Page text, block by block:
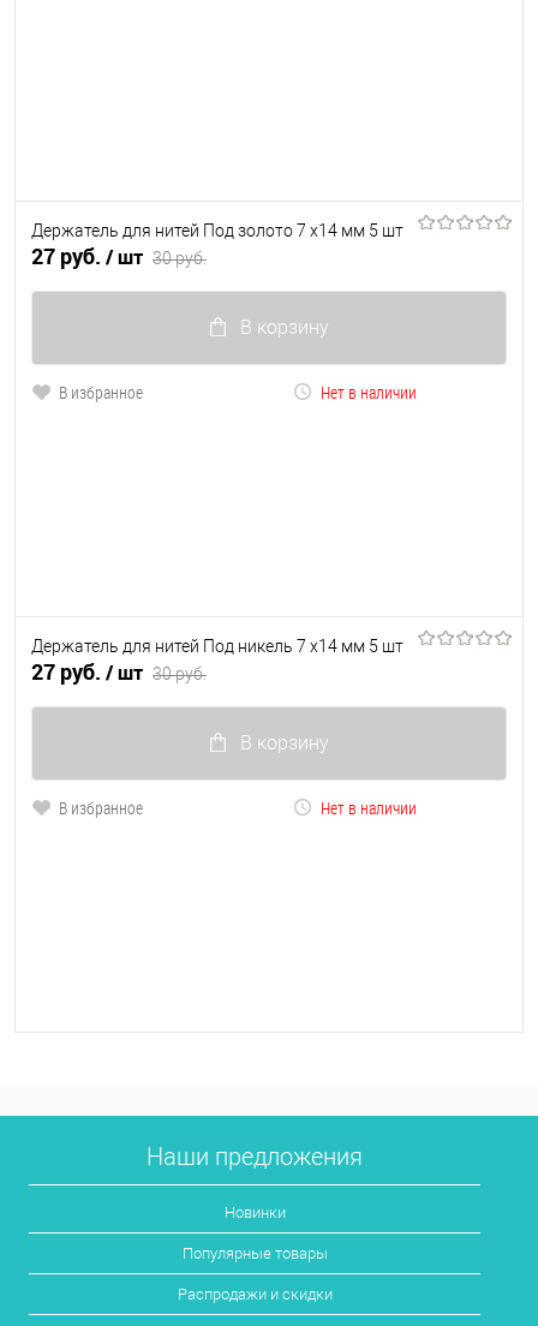
Держатель для нитей Под золото 7 х14 мм 5 шт
27 руб. / шт 30 руб.
В корзину
В избранное Нет в наличии
Держатель для нитей Под никель 7 х14 мм 5 шт
27 руб. / шт 30 руб.
В корзину
В избранное Нет в наличии
Наши предложения
Новинки
Популярные товары
Распродажи и скидки